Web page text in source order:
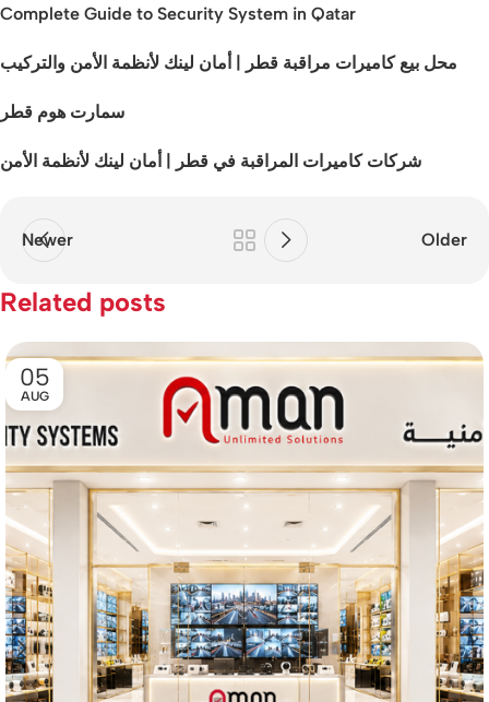
Complete Guide to Security System in Qatar
محل بيع كاميرات مراقبة قطر | أمان لينك لأنظمة الأمن والتركيب
سمارت هوم قطر
شركات كاميرات المراقبة في قطر | أمان لينك لأنظمة الأمن
Newer Older
Related posts
05
AUG